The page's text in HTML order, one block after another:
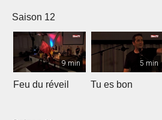
Saison 12
9 min
Feu du réveil
5 min
Tu es bon